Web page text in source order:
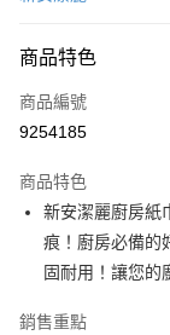
Apple Pay
街口支付
Google Pay
AFTEE先享後付
相關說明
AFTEE先享後付是「
ATM付款
商品特色
商品編號
9254185
商品特色
新安潔麗廚房紙
痕！廚房必備的
固耐用！讓您的
銷售重點